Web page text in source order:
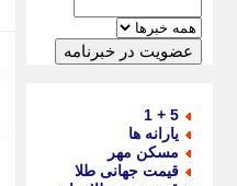
5 + 1
یارانه ها
مسکن مهر
قیمت جهانی طلا